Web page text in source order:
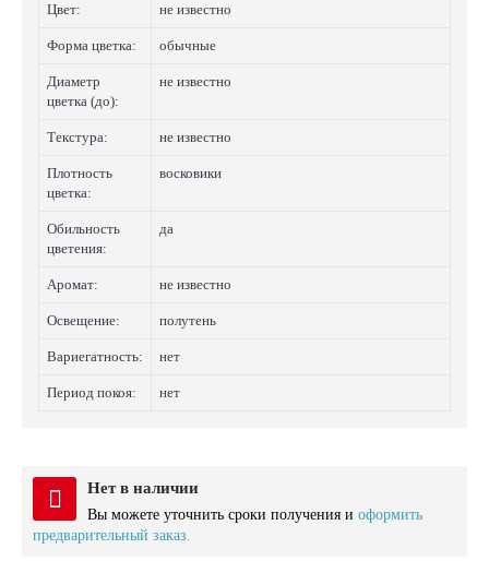
Цвет: не известно
Форма цветка: обычные
Диаметр
цветка (до):
не известно
Текстура: не известно
Плотность
цветка:
восковики
Обильность
цветения:
да
Аромат: не известно
Освещение: полутень
Вариегатность: нет
Период покоя: нет
Нет в наличии
Вы можете уточнить сроки получения и оформить
предварительный заказ.